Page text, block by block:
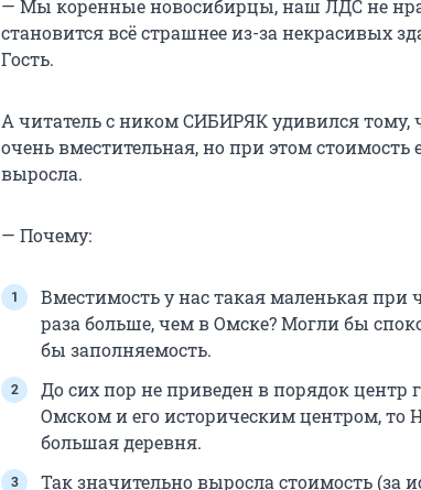
— Мы коренные новосибирцы, наш ЛДС не
становится всё страшнее из-за некрасивых
Гость.
А читатель с ником СИБИРЯК удивился тому,
очень вместительная, но при этом стоимость
выросла.
— Почему:
Вместимость у нас такая маленькая при
раза больше, чем в Омске? Могли бы
бы заполняемость.
До сих пор не приведен в порядок центр
Омском и его историческим центром, то
большая деревня.
Так значительно выросла стоимость (за